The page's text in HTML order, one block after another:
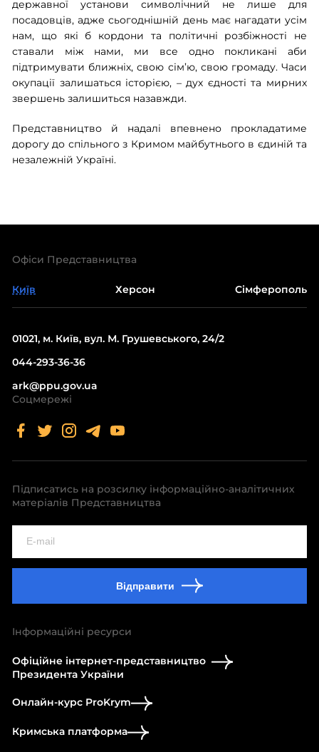
державної установи символічний не лише для
посадовців, адже сьогоднішній день має нагадати усім
нам, що які б кордони та політичні розбіжності не
ставали між нами, ми все одно покликані аби
підтримувати ближніх, свою сім’ю, свою громаду. Часи
окупації залишаться історією, – дух єдності та мирних
звершень залишиться назавжди.
Представництво й надалі впевнено прокладатиме
дорогу до спільного з Кримом майбутнього в єдиній та
незалежній Україні.
Офіси Представництва
Київ Херсон Сімферополь
01021, м. Київ, вул. М. Грушевського, 24/2
044-293-36-36
ark@ppu.gov.ua
Соцмережі
Підписатись на розсилку інформаційно-аналітичних
матеріалів Представництва
Відправити
Інформаційні ресурси
Офіційне інтернет-представництво
Президента України
Онлайн-курс ProKrym
Кримська платформа